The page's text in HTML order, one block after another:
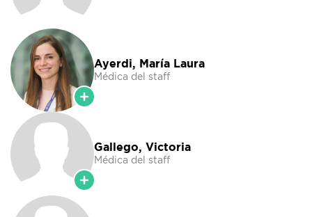
Ayerdi, María Laura
Médica del staff
Gallego, Victoria
Médica del staff